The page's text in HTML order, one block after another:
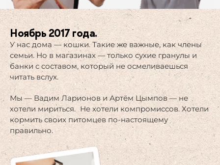
Ноябрь 2017 года.​
У нас дома — кошки. Такие же важные, как члены
семьи. Но в магазинах — только сухие гранулы и
банки с составом, который не осмеливаешься
читать вслух.
Мы — Вадим Ларионов и Артём Цымпов — не
хотели мириться. Не хотели компромиссов. Хотели
кормить своих питомцев по-настоящему
правильно.